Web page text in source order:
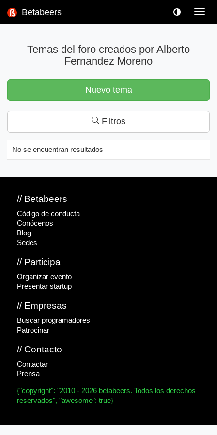
Betabeers
Temas del foro creados por Alberto
Fernandez Moreno
Nuevo tema
Filtros
No se encuentran resultados
// Betabeers
Código de conducta
Conócenos
Blog
Sedes
// Participa
Organizar evento
Presentar startup
// Empresas
Buscar programadores
Patrocinar
// Contacto
Contactar
Prensa
{"copyright": "2010 - 2026 betabeers. Todos los derechos
reservados", "awesome": true}